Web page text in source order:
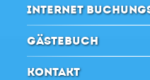
INTERNET
GÄSTEBUCH
KONTAKT